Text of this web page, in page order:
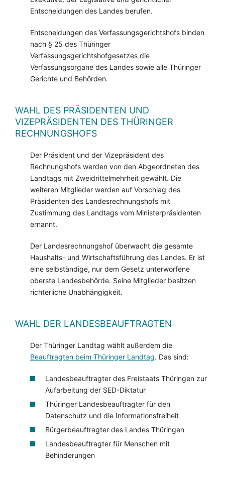
Entscheidungen des Landes berufen.
Entscheidungen des Verfassungsgerichtshofs binden
nach § 25 des Thüringer
Verfassungsgerichtshofgesetzes die
Verfassungsorgane des Landes sowie alle Thüringer
Gerichte und Behörden.
WAHL DES PRÄSIDENTEN UND
VIZEPRÄSIDENTEN DES THÜRINGER
RECHNUNGSHOFS
Der Präsident und der Vizepräsident des
Rechnungshofs werden von den Abgeordneten des
Landtags mit Zweidrittelmehrheit gewählt. Die
weiteren Mitglieder werden auf Vorschlag des
Präsidenten des Landesrechnungshofs mit
Zustimmung des Landtags vom Ministerpräsidenten
ernannt.
Der Landesrechnungshof überwacht die gesamte
Haushalts- und Wirtschaftsführung des Landes. Er ist
eine selbständige, nur dem Gesetz unterworfene
oberste Landesbehörde. Seine Mitglieder besitzen
richterliche Unabhängigkeit.
WAHL DER LANDESBEAUFTRAGTEN
Der Thüringer Landtag wählt außerdem die
Beauftragten beim Thüringer Landtag. Das sind:
Landesbeauftragter des Freistaats Thüringen zur
Aufarbeitung der SED-Diktatur
Thüringer Landesbeauftragter für den
Datenschutz und die Informationsfreiheit
Bürgerbeauftragter des Landes Thüringen
Landesbeauftragter für Menschen mit
Behinderungen